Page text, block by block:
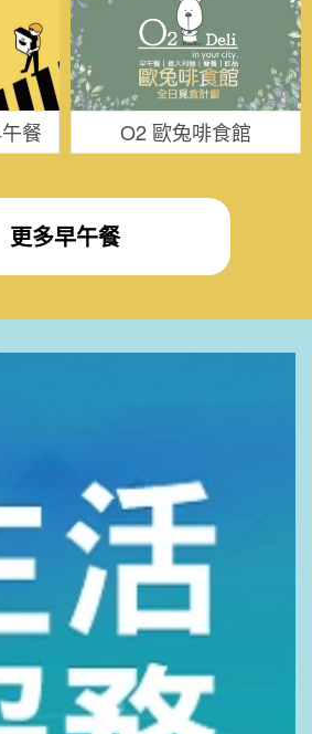
餐 O2 歐兔啡食館
更多早午餐